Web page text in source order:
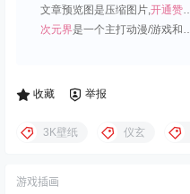
文章预览图是压缩图片,开通赞助会员
次元界是一个主打动漫/游戏和虚拟偶像角色的插画壁纸平台;
收藏 举报
3K壁纸 仪玄
游戏插画